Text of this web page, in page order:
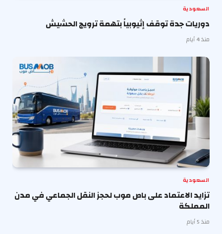
السعودية
دوريات جدة توقف إثيوبياً بتهمة ترويج الحشيش
منذ 4 أيام
السعودية
تزايد الاعتماد على باص موب لحجز النقل الجماعي في مدن
المملكة
منذ 5 أيام